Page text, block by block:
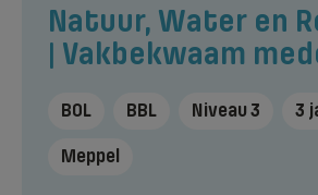
Natuur, Water en
| Vakbekwaam
BOL BBL Niveau 3 3
Meppel